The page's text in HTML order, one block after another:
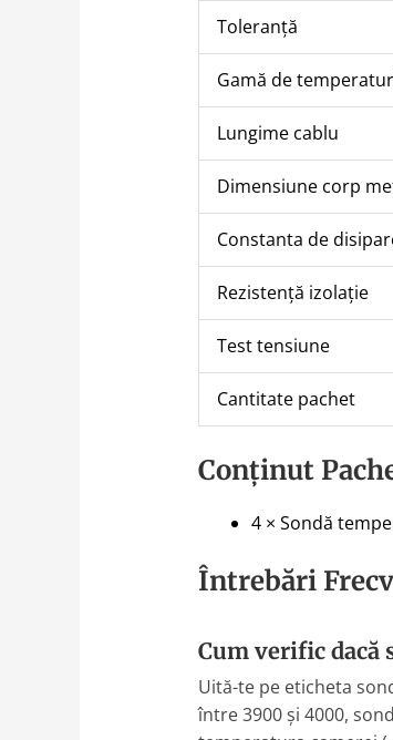
Toleranță
Gamă de
Lungime cablu
Dimensiune corp
Constanta de
Rezistență izolație
Test tensiune
Cantitate pachet
Conținut
4 × Sondă
Întrebări
Cum verific dacă
Uită-te pe eticheta
între 3900 și 4000,